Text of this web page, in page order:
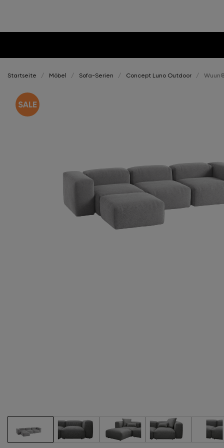
Startseite Möbel Sofa-Serien Concept Luno Outdoor